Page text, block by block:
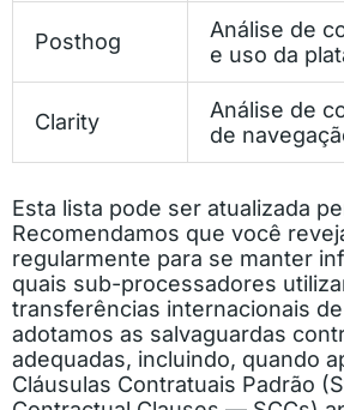
Posthog
Análise de
e uso da
Clarity
Análise de
de
Esta lista pode ser atualizada
Recomendamos que você
regularmente para se manter
quais sub-processadores
transferências internacionais
adotamos as salvaguardas
adequadas, incluindo, quando
Cláusulas Contratuais Padrão